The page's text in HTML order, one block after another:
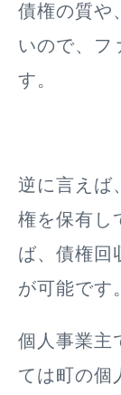
債権の質や
いので、フ
す。
逆に言えば、
権を保有し
ば、債権回
が可能です。
個人事業主
ては町の個